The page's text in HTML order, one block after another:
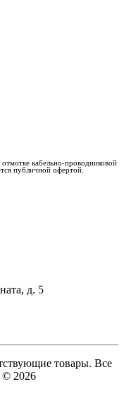
кабельно-проводниковой
публичной офертой.
д. 5
товары. Все
© 2026